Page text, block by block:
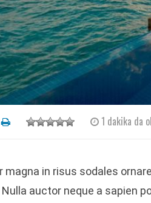
1 dakika da
in risus sodales
auctor neque a sapien